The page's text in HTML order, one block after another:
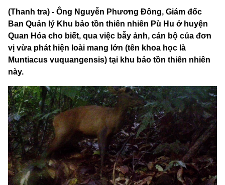
(Thanh tra) - Ông Nguyễn Phương Đông, Giám đốc
Ban Quản lý Khu bảo tồn thiên nhiên Pù Hu ở huyện
Quan Hóa cho biết, qua việc bẫy ảnh, cán bộ của đơn
vị vừa phát hiện loài mang lớn (tên khoa học là
Muntiacus vuquangensis) tại khu bảo tồn thiên nhiên
này.